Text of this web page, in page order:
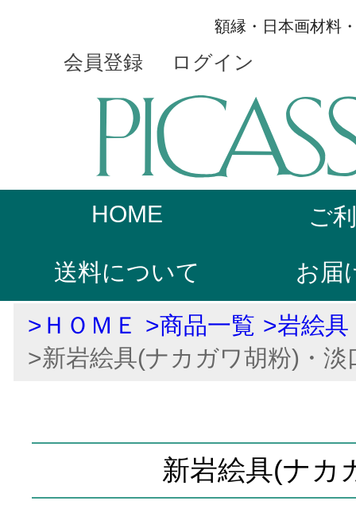
額縁・日本画材料
会員登録 ログイン
HOME ご
送料について お届
>ＨＯＭＥ >商品一覧 >岩絵具
>新岩絵具(ナカガワ胡粉)・淡
新岩絵具(ナカ